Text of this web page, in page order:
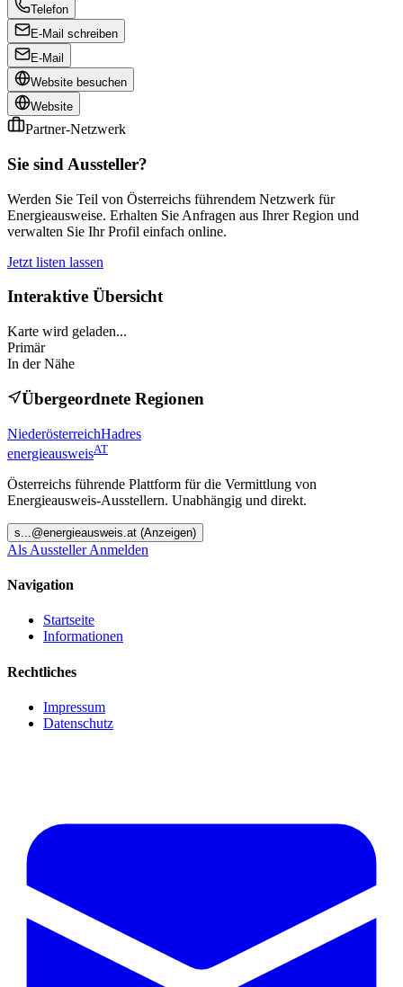
Telefon
E-Mail schreiben
E-Mail
Website besuchen
Website
Partner-Netzwerk
Sie sind Aussteller?
Werden Sie Teil von Österreichs führendem Netzwerk für
Energieausweise. Erhalten Sie Anfragen aus Ihrer Region und
verwalten Sie Ihr Profil einfach online.
Jetzt listen lassen
Interaktive Übersicht
Karte wird geladen...
Primär
In der Nähe
Übergeordnete Regionen
NiederösterreichHadres
energieausweisAT
Österreichs führende Plattform für die Vermittlung von
Energieausweis-Ausstellern. Unabhängig und direkt.
s ...@energieausweis.at (Anzeigen)
Als Aussteller Anmelden
Navigation
Startseite
Informationen
Rechtliches
Impressum
Datenschutz